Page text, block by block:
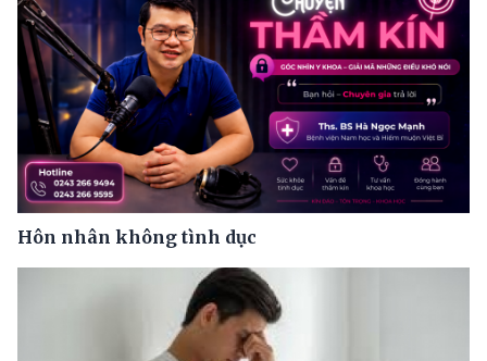
Hôn nhân không tình dục